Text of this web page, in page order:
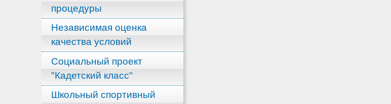
процедуры
Независимая оценка
качества условий
Социальный проект
"Кадетский класс"
Школьный спортивный